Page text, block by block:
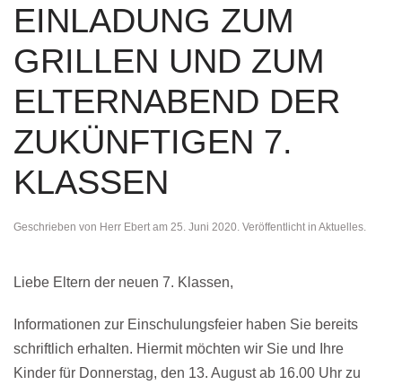
EINLADUNG ZUM
GRILLEN UND ZUM
ELTERNABEND DER
ZUKÜNFTIGEN 7.
KLASSEN
Geschrieben von Herr Ebertam 25. Juni 2020. Veröffentlicht in Aktuelles.
Liebe Eltern der neuen 7. Klassen,
Informationen zur Einschulungsfeier haben Sie bereits
schriftlich erhalten. Hiermit möchten wir Sie und Ihre
Kinder für Donnerstag, den 13. August ab 16.00 Uhr zu